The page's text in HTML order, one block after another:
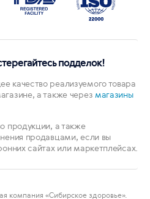
подделок!
качество реализуемого товара
а также через магазины
продукции, а также
продавцами, если вы
сайтах или маркетплейсах.
компания «Сибирское здоровье».